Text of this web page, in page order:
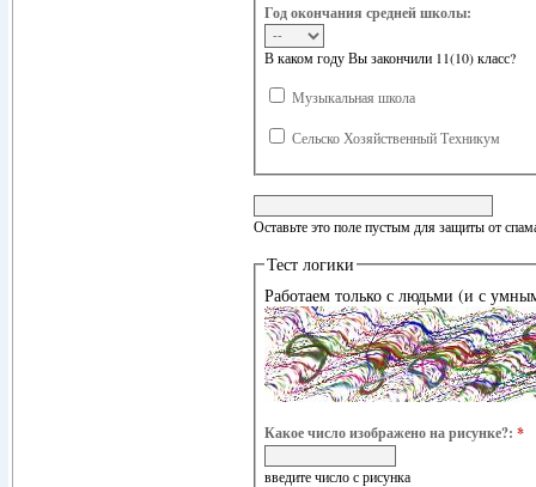
Год окончания средней школы:
В каком году Вы закончили 11(10) класс?
Музыкальная школа
Сельско Хозяйственный Техникум
Оставьте это поле пустым для защиты от
Тест логики
Работаем только с людьми (и с
Какое число изображено на рисунке?: *
введите число с рисунка